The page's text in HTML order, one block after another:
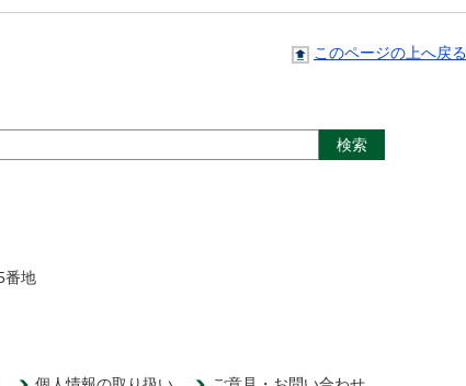
このページの上へ戻る
番地